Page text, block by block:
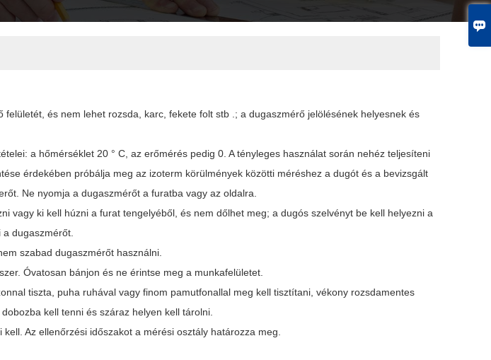

felületét, és nem lehet rozsda, karc, fekete folt stb .; a dugaszmérő jelölésének helyesnek és
a hőmérséklet 20 ° C, az erőmérés pedig 0. A tényleges használat során nehéz teljesíteni
érdekében próbálja meg az izoterm körülmények közötti méréshez a dugót és a bevizsgált
Ne nyomja a dugaszmérőt a furatba vagy az oldalra.
vagy ki kell húzni a furat tengelyéből, és nem dőlhet meg; a dugós szelvényt be kell helyezni a
dugaszmérőt.
szabad dugaszmérőt használni.
Óvatosan bánjon és ne érintse meg a munkafelületet.
tiszta, puha ruhával vagy finom pamutfonallal meg kell tisztítani, vékony rozsdamentes
kell tenni és száraz helyen kell tárolni.
Az ellenőrzési időszakot a mérési osztály határozza meg.